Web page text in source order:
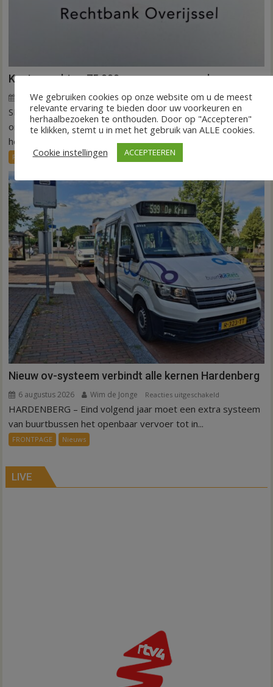
Kantonrechter: 75.000 euro voor ex-werknemers
7 augustus 2026 Wim de Jonge Reacties uitgeschakeldvoor
Kantonrechter:
75.000
SLAGHAREN – De rechtbank Overijssel heeft een
onderneming uit Slagharen (ROOT Painting) veroordeeld tot
het betalen...
FRONTPAGE Nieuws
Nieuw ov-systeem verbindt alle kernen Hardenberg
6 augustus 2026 Wim de Jonge Reacties uitgeschakeld
Nieuw
Hardenberg
HARDENBERG – Eind volgend jaar moet een extra systeem
van buurtbussen het openbaar vervoer tot in...
FRONTPAGE Nieuws
LIVE
We gebruiken cookies op onze website om u de meest
relevante ervaring te bieden door uw voorkeuren en
herhaalbezoeken te onthouden. Door op "Accepteren"
te klikken, stemt u in met het gebruik van ALLE cookies.
Cookie instellingen
ACCEPTEEREN